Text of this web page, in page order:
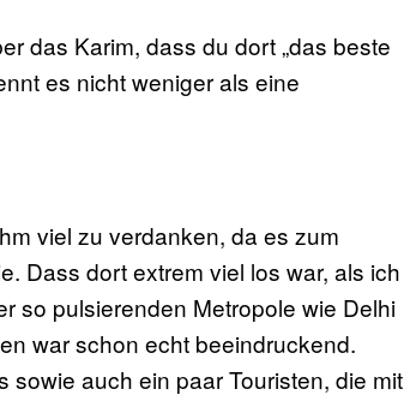
das Karim, dass du dort „das beste
es nicht weniger als eine
viel zu verdanken, da es zum
Dass dort extrem viel los war, als ich
so pulsierenden Metropole wie Delhi
war schon echt beeindruckend.
auch ein paar Touristen, die mit